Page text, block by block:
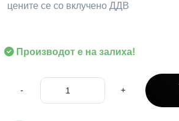
цените се со вклучено ДДВ
Производот е на залиха!
- +